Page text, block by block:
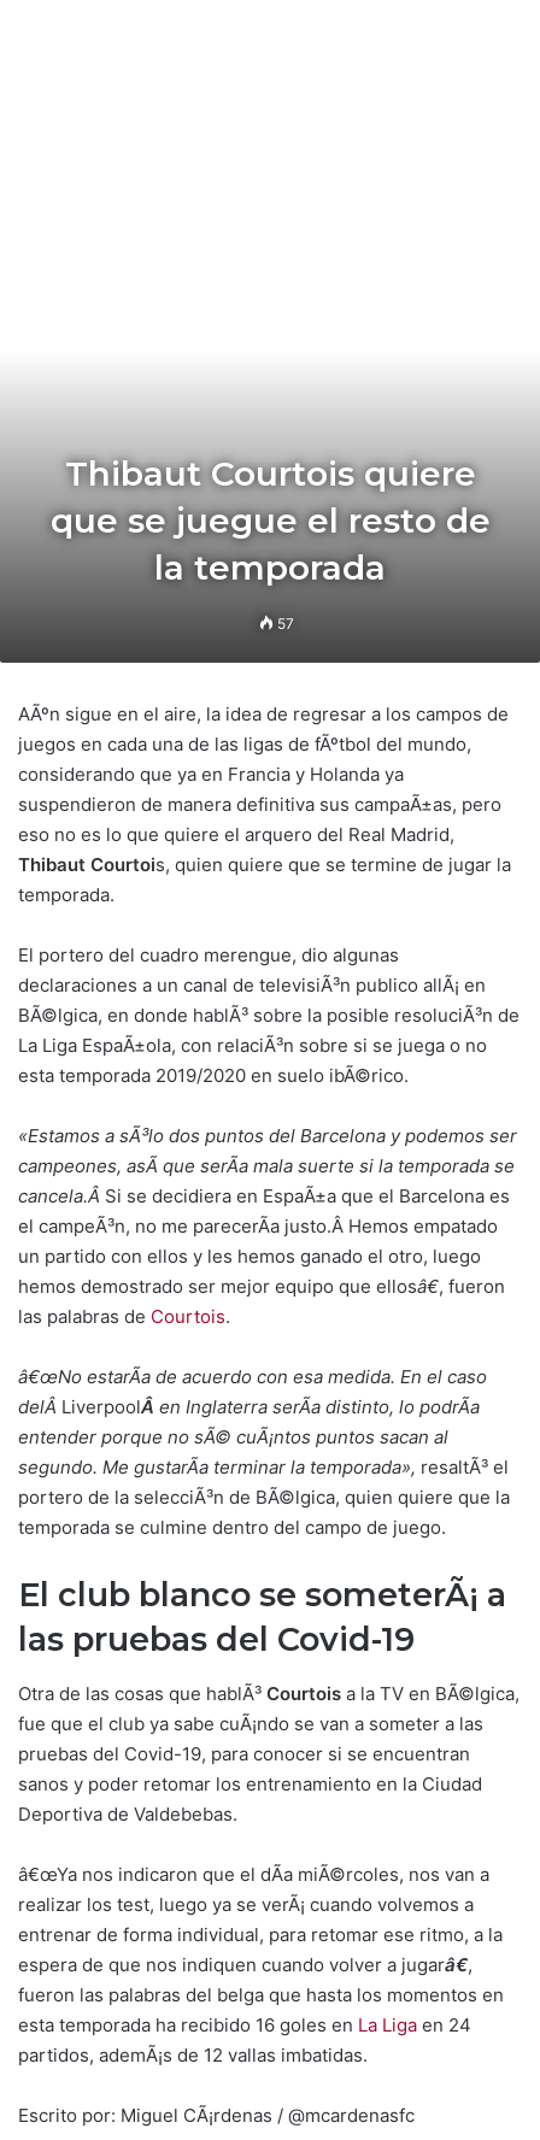
Thibaut Courtois quiere
que se juegue el resto de
la temporada
57
AÃºn sigue en el aire, la idea de regresar a los campos de
juegos en cada una de las ligas de fÃºtbol del mundo,
considerando que ya en Francia y Holanda ya
suspendieron de manera definitiva sus campaÃ±as, pero
eso no es lo que quiere el arquero del Real Madrid,
Thibaut Courtois, quien quiere que se termine de jugar la
temporada.
El portero del cuadro merengue, dio algunas
declaraciones a un canal de televisiÃ³n publico allÃ¡ en
BÃ©lgica, en donde hablÃ³ sobre la posible resoluciÃ³n de
La Liga EspaÃ±ola, con relaciÃ³n sobre si se juega o no
esta temporada 2019/2020 en suelo ibÃ©rico.
«Estamos a sÃ³lo dos puntos del Barcelona y podemos ser
campeones, asÃ­ que serÃ­a mala suerte si la temporada se
cancela.Â Si se decidiera en EspaÃ±a que el Barcelona es
el campeÃ³n, no me parecerÃ­a justo.Â Hemos empatado
un partido con ellos y les hemos ganado el otro, luego
hemos demostrado ser mejor equipo que ellosâ€, fueron
las palabras de Courtois.
â€œNo estarÃ­a de acuerdo con esa medida. En el caso
delÂ LiverpoolÂ en Inglaterra serÃ­a distinto, lo podrÃ­a
entender porque no sÃ© cuÃ¡ntos puntos sacan al
segundo. Me gustarÃ­a terminar la temporada», resaltÃ³ el
portero de la selecciÃ³n de BÃ©lgica, quien quiere que la
temporada se culmine dentro del campo de juego.
El club blanco se someterÃ¡ a
las pruebas del Covid-19
Otra de las cosas que hablÃ³ Courtois a la TV en BÃ©lgica,
fue que el club ya sabe cuÃ¡ndo se van a someter a las
pruebas del Covid-19, para conocer si se encuentran
sanos y poder retomar los entrenamiento en la Ciudad
Deportiva de Valdebebas.
â€œYa nos indicaron que el dÃ­a miÃ©rcoles, nos van a
realizar los test, luego ya se verÃ¡ cuando volvemos a
entrenar de forma individual, para retomar ese ritmo, a la
espera de que nos indiquen cuando volver a jugarâ€,
fueron las palabras del belga que hasta los momentos en
esta temporada ha recibido 16 goles en La Liga en 24
partidos, ademÃ¡s de 12 vallas imbatidas.
Escrito por: Miguel CÃ¡rdenas / @mcardenasfc